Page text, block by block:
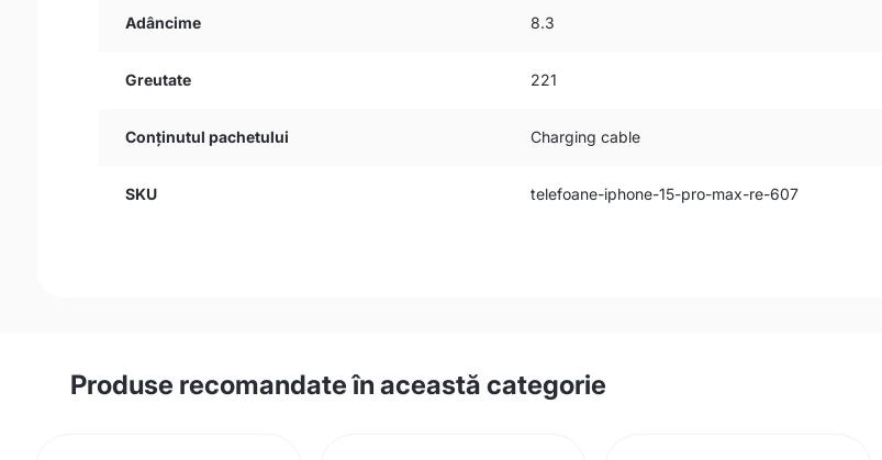
Adâncime 8.3
Greutate 221
Conținutul pachetului Charging cable
SKU telefoane-iphone-15-pro-max-re-607
Produse recomandate în această categorie